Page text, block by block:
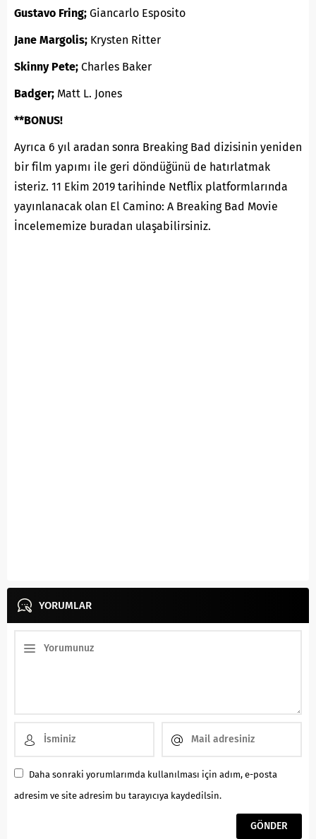
Gustavo Fring; Giancarlo Esposito
Jane Margolis; Krysten Ritter
Skinny Pete; Charles Baker
Badger; Matt L. Jones
**BONUS!
Ayrıca 6 yıl aradan sonra Breaking Bad dizisinin yeniden
bir film yapımı ile geri döndüğünü de hatırlatmak
isteriz. 11 Ekim 2019 tarihinde Netflix platformlarında
yayınlanacak olan El Camino: A Breaking Bad Movie
İncelememize buradan ulaşabilirsiniz.
YORUMLAR
Daha sonraki yorumlarımda kullanılması için adım, e-posta
adresim ve site adresim bu tarayıcıya kaydedilsin.